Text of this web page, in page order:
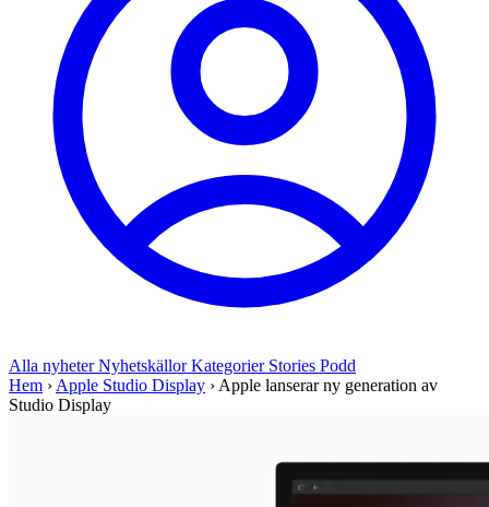
Alla nyheterNyhetskällorKategorier Stories Podd
Hem › Apple Studio Display › Apple lanserar ny generation av
Studio Display